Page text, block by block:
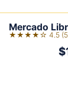
Mercado
★★★★☆ 4.5